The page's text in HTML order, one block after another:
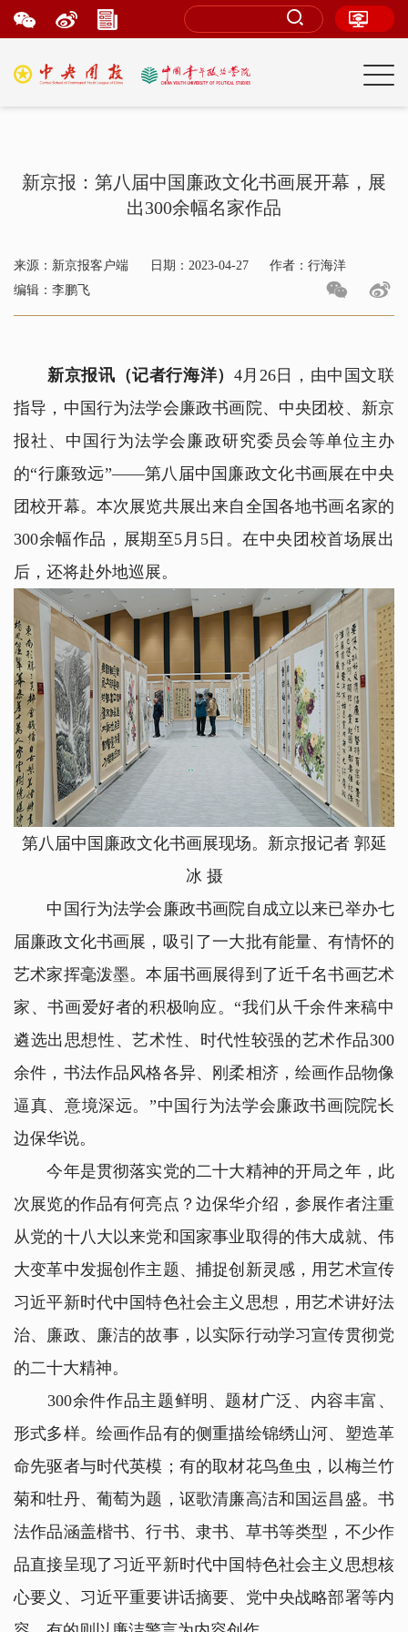
新京报：第八届中国廉政文化书画展开幕，展
出300余幅名家作品
来源：新京报客户端 日期：2023-04-27
作者：行海洋
编辑：李鹏飞
新京报讯（记者行海洋） 4月26日，由中国文联
指导，中国行为法学会廉政书画院、中央团校、新京
报社、中国行为法学会廉政研究委员会等单位主办
的“行廉致远”——第八届中国廉政文化书画展在中央
团校开幕。本次展览共展出来自全国各地书画名家的
300余幅作品，展期至5月5日。在中央团校首场展出
后，还将赴外地巡展。
第八届中国廉政文化书画展现场。新京报记者 郭延
冰 摄
中国行为法学会廉政书画院自成立以来已举办七
届廉政文化书画展，吸引了一大批有能量、有情怀的
艺术家挥毫泼墨。本届书画展得到了近千名书画艺术
家、书画爱好者的积极响应。“我们从千余件来稿中
遴选出思想性、艺术性、时代性较强的艺术作品300
余件，书法作品风格各异、刚柔相济，绘画作品物像
逼真、意境深远。”中国行为法学会廉政书画院院长
边保华说。
今年是贯彻落实党的二十大精神的开局之年，此
次展览的作品有何亮点？边保华介绍，参展作者注重
从党的十八大以来党和国家事业取得的伟大成就、伟
大变革中发掘创作主题、捕捉创新灵感，用艺术宣传
习近平新时代中国特色社会主义思想，用艺术讲好法
治、廉政、廉洁的故事，以实际行动学习宣传贯彻党
的二十大精神。
300余件作品主题鲜明、题材广泛、内容丰富、
形式多样。绘画作品有的侧重描绘锦绣山河、塑造革
命先驱者与时代英模；有的取材花鸟鱼虫，以梅兰竹
菊和牡丹、葡萄为题，讴歌清廉高洁和国运昌盛。书
法作品涵盖楷书、行书、隶书、草书等类型，不少作
品直接呈现了习近平新时代中国特色社会主义思想核
心要义、习近平重要讲话摘要、党中央战略部署等内